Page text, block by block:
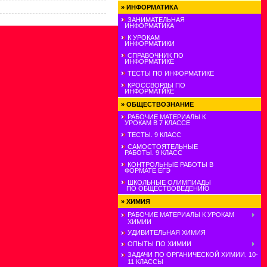
» ИНФОРМАТИКА
ЗАНИМАТЕЛЬНАЯ
ИНФОРМАТИКА
К УРОКАМ
ИНФОРМАТИКИ
СПРАВОЧНИК ПО
ИНФОРМАТИКЕ
ТЕСТЫ ПО ИНФОРМАТИКЕ
КРОССВОРДЫ ПО
ИНФОРМАТИКЕ
» ОБЩЕСТВОЗНАНИЕ
РАБОЧИЕ МАТЕРИАЛЫ К
УРОКАМ В 7 КЛАССЕ
ТЕСТЫ. 9 КЛАСС
САМОСТОЯТЕЛЬНЫЕ
РАБОТЫ. 9 КЛАСС
КОНТРОЛЬНЫЕ РАБОТЫ В
ФОРМАТЕ ЕГЭ
ШКОЛЬНЫЕ ОЛИМПИАДЫ
ПО ОБЩЕСТВОВЕДЕНИЮ
» ХИМИЯ
РАБОЧИЕ МАТЕРИАЛЫ К УРОКАМ
ХИМИИ
УДИВИТЕЛЬНАЯ ХИМИЯ
ОПЫТЫ ПО ХИМИИ
ЗАДАЧИ ПО ОРГАНИЧЕСКОЙ ХИМИИ. 10-
11 КЛАССЫ